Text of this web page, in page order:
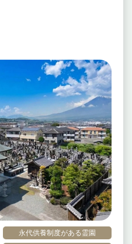
永代供養制度がある霊園